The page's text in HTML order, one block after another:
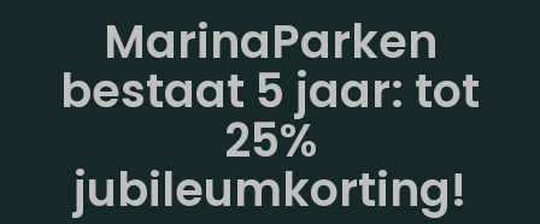
MarinaParken
bestaat 5 jaar: tot
25%
jubileumkorting!